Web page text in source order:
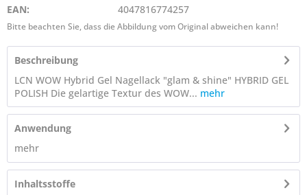
EAN:
4047816774257
Bitte beachten Sie, dass die Abbildung vom Original abweichen kann!
Beschreibung
LCN WOW Hybrid Gel Nagellack "glam & shine" HYBRID GEL
POLISH Die gelartige Textur des WOW... mehr
Anwendung
mehr
Inhaltsstoffe